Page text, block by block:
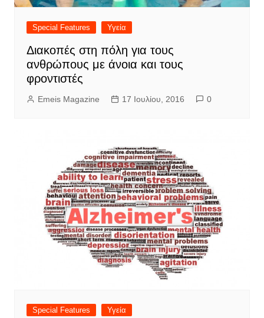
Special Features Υγεία
Διακοπές στη πόλη για τους
ανθρώπους με άνοια και τους
φροντιστές
Emeis Magazine 17 Ιουλίου, 2016 0
Special Features Υγεία